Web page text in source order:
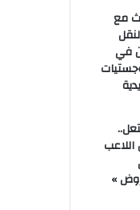
مع
في
اللاعب
»